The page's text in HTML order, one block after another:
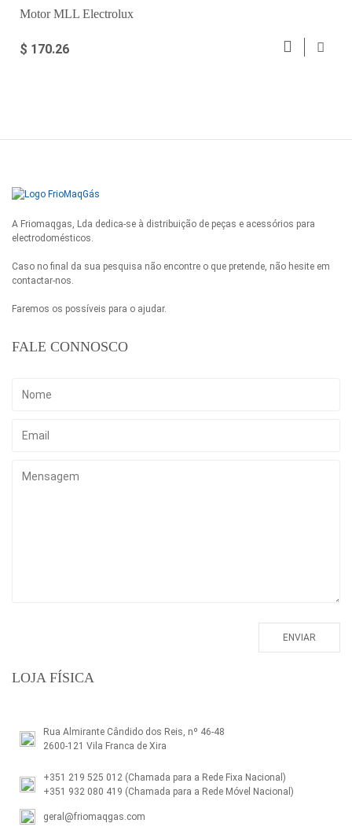
Motor MLL Electrolux
$ 170.26
A Friomaqgas, Lda dedica-se à distribuição de peças e acessórios para
electrodomésticos.
Caso no final da sua pesquisa não encontre o que pretende, não hesite em
contactar-nos.
Faremos os possíveis para o ajudar.
FALE CONNOSCO
LOJA FÍSICA
Rua Almirante Cândido dos Reis, nº 46-48
2600-121 Vila Franca de Xira
+351 219 525 012 (Chamada para a Rede Fixa Nacional)
+351 932 080 419 (Chamada para a Rede Móvel Nacional)
geral@friomaqgas.com